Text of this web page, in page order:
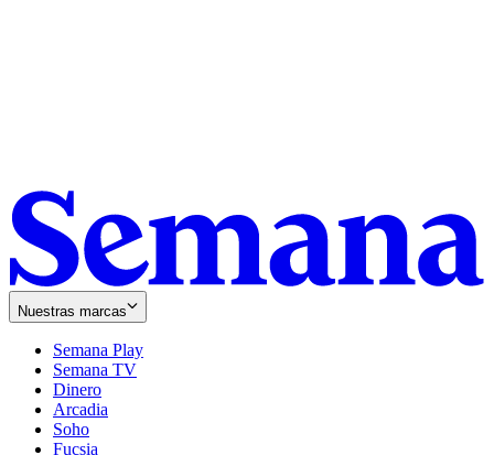
Nuestras marcas
Semana Play
Semana TV
Dinero
Arcadia
Soho
in
Fucsia